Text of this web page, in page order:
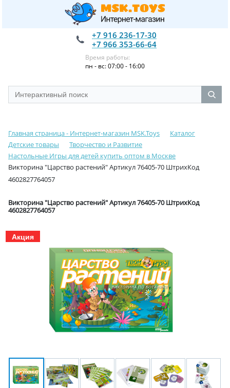
+7 916 236-17-30
+7 966 353-66-64
Время работы:
пн - вс: 07:00 - 16:00
Главная страница - Интернет-магазин MSK.Toys
Каталог
Детские товары
Творчество и Развитие
Настольные Игры для детей купить оптом в Москве
Викторина "Царство растений" Артикул 76405-70 ШтрихКод
4602827764057
Викторина "Царство растений" Артикул 76405-70 ШтрихКод
4602827764057
Акция